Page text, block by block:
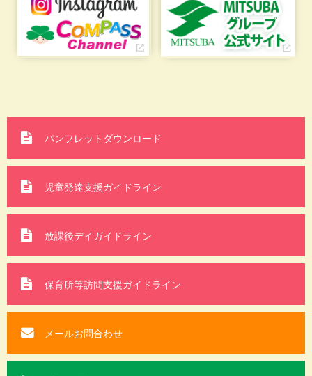
パンフレットダウンロード
児童発達支援ガイドライン
放課後デイガイドライン
保育所等訪問支援ガイドライン
メールお問合わせ